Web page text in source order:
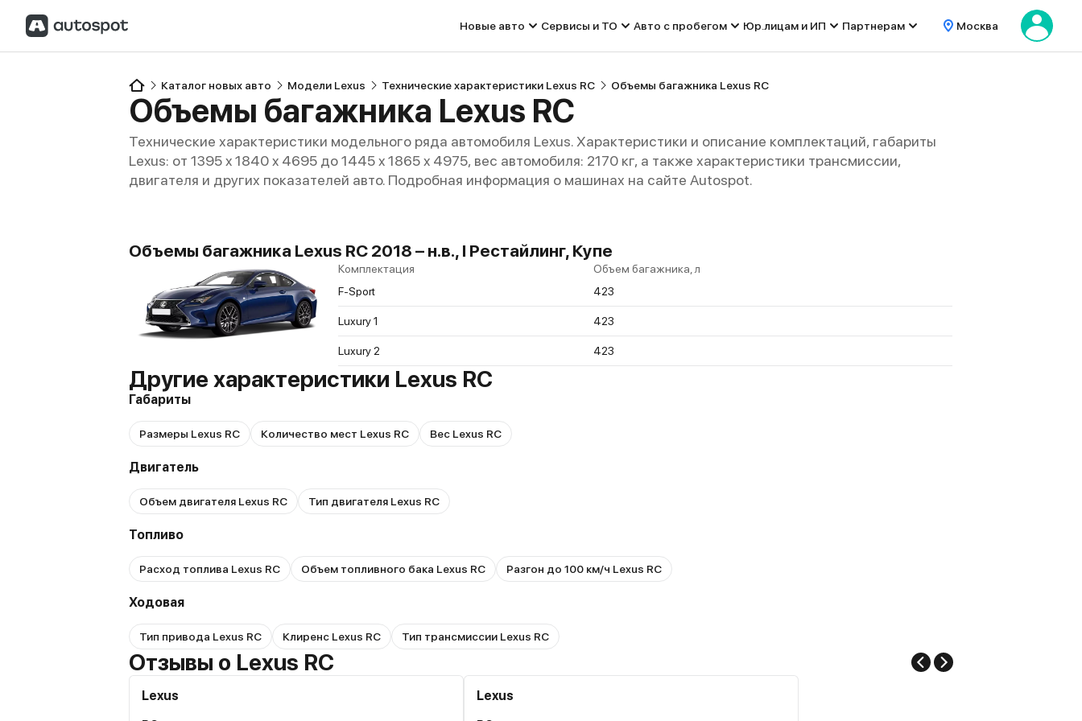
Новые авто Сервисы и ТО Авто с пробегом Юр.лицам и ИП Партнерам Москва
Каталог новых авто Модели Lexus Технические характеристики Lexus RC Объемы багажника Lexus RC
Объемы багажника Lexus RC
Технические характеристики модельного ряда автомобиля Lexus. Характеристики и описание комплектаций, габариты
Lexus: от 1395 x 1840 x 4695 до 1445 x 1865 x 4975, вес автомобиля: 2170 кг, а также характеристики трансмиссии,
двигателя и других показателей авто. Подробная информация о машинах на сайте Autospot.
Объемы багажника Lexus RC 2018 – н.в., I Рестайлинг, Купе
Комплектация
Объем багажника, л
F-Sport
423
Luxury 1 423
Luxury 2 423
Другие характеристики Lexus RC
Габариты
Размеры Lexus RC Количество мест Lexus RC Вес Lexus RC
Двигатель
Объем двигателя Lexus RC Тип двигателя Lexus RC
Топливо
Расход топлива Lexus RC Объем топливного бака Lexus RC Разгон до 100 км/ч Lexus RC
Ходовая
Тип привода Lexus RC Клиренс Lexus RC Тип трансмиссии Lexus RC
Отзывы о Lexus RC
Lexus Lexus